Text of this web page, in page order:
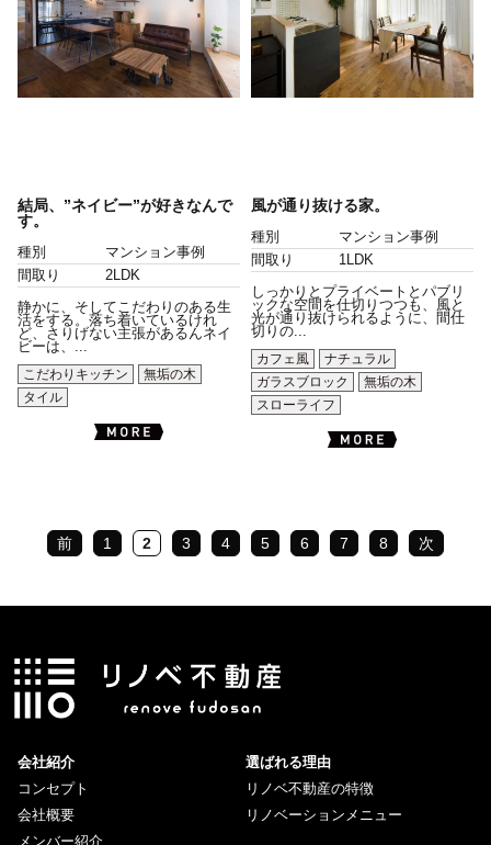
結局、”ネイビー”が好きなんで
す。
種別
マンション事例
間取り
2LDK
静かに、そしてこだわりのある生
活をする。落ち着いているけれ
ど、さりげない主張があるんネイ
ビーは、...
こだわりキッチン
無垢の木
タイル
風が通り抜ける家。
種別
マンション事例
間取り
1LDK
しっかりとプライベートとパブリ
ックな空間を仕切りつつも、風と
光が通り抜けられるように、間仕
切りの...
カフェ風
ナチュラル
ガラスブロック
無垢の木
スローライフ
前 1 2 3 4 5 6 7 8 次
会社紹介
コンセプト
会社概要
メンバー紹介
選ばれる理由
リノベ不動産の特徴
リノベーションメニュー